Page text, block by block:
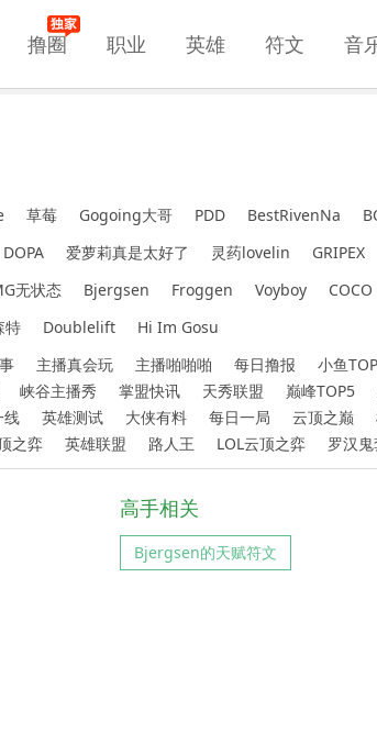
撸圈 职业 英雄 符文 音
草莓 Gogoing大哥 PDD BestRivenNa
DOPA 爱萝莉真是太好了 灵药lovelin
GRIPEX
无状态 Bjergsen Froggen Voyboy COCO
特 Doublelift
Hi Im Gosu
主播真会玩 主播啪啪啪 每日撸报 小鱼
峡谷主播秀 掌盟快讯 天秀联盟 巅峰TOP5
线 英雄测试 大侠有料 每日一局 云顶之巅
之弈 英雄联盟 路人王 LOL云顶之弈 罗汉
高手相关
Bjergsen的天赋符文